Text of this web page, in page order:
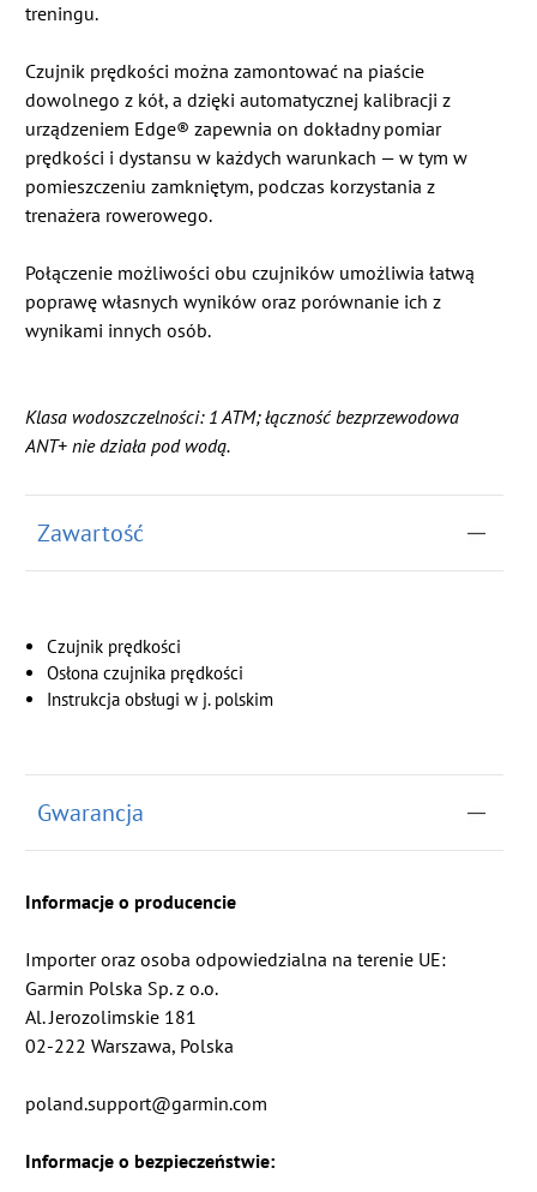
treningu.
Czujnik prędkości można zamontować na piaście
dowolnego z kół, a dzięki automatycznej kalibracji z
urządzeniem Edge® zapewnia on dokładny pomiar
prędkości i dystansu w każdych warunkach — w tym w
pomieszczeniu zamkniętym, podczas korzystania z
trenażera rowerowego.
Połączenie możliwości obu czujników umożliwia łatwą
poprawę własnych wyników oraz porównanie ich z
wynikami innych osób.
Klasa wodoszczelności: 1 ATM; łączność bezprzewodowa
ANT+ nie działa pod wodą.
Zawartość
Czujnik prędkości
Osłona czujnika prędkości
Instrukcja obsługi w j. polskim
Gwarancja
Informacje o producencie
Importer oraz osoba odpowiedzialna na terenie UE:
Garmin Polska Sp. z o.o.
Al. Jerozolimskie 181
02-222 Warszawa, Polska
poland.support@garmin.com
Informacje o bezpieczeństwie: